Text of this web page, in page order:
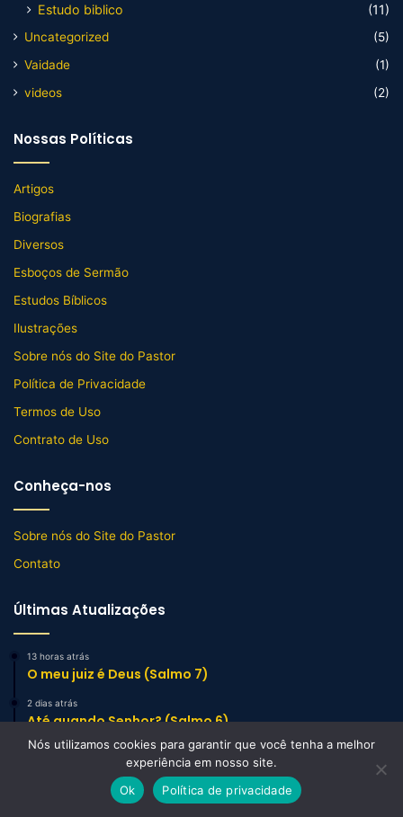
Estudo biblico
(11)
Uncategorized
(5)
Vaidade
(1)
videos
(2)
Nossas Políticas
Artigos
Biografias
Diversos
Esboços de Sermão
Estudos Bíblicos
Ilustrações
Sobre nós do Site do Pastor
Política de Privacidade
Termos de Uso
Contrato de Uso
Conheça-nos
Sobre nós do Site do Pastor
Contato
Últimas Atualizações
13 horas atrás
O meu juiz é Deus (Salmo 7)
2 dias atrás
Até quando Senhor? (Salmo 6)
2 dias atrás
Oração Matinal (Salmo 5)
Nós utilizamos cookies para garantir que você tenha a melhor
experiência em nosso site.
Ok
Política de privacidade